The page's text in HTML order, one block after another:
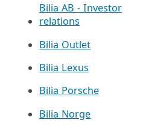
Bilia AB - Investor
relations
Bilia Outlet
Bilia Lexus
Bilia Porsche
Bilia Norge